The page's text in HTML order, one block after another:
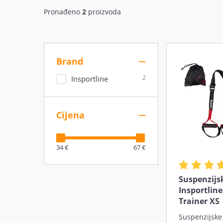
Pronađeno 2 proizvoda
Brand
Insportline 2
Cijena
34 € 67 €
Trainer XS